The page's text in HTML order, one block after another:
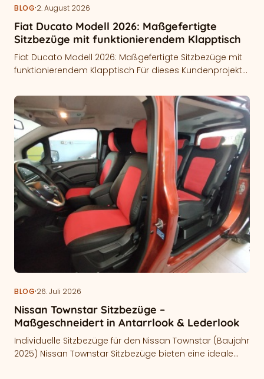
BLOG·2. August 2026
Fiat Ducato Modell 2026: Maßgefertigte
Sitzbezüge mit funktionierendem Klapptisch
Fiat Ducato Modell 2026: Maßgefertigte Sitzbezüge mit
funktionierendem Klapptisch Für dieses Kundenprojekt
BLOG·26. Juli 2026
Nissan Townstar Sitzbezüge –
Maßgeschneidert in Antarrlook & Lederlook
Individuelle Sitzbezüge für den Nissan Townstar (Baujahr
2025) Nissan Townstar Sitzbezüge bieten eine ideale